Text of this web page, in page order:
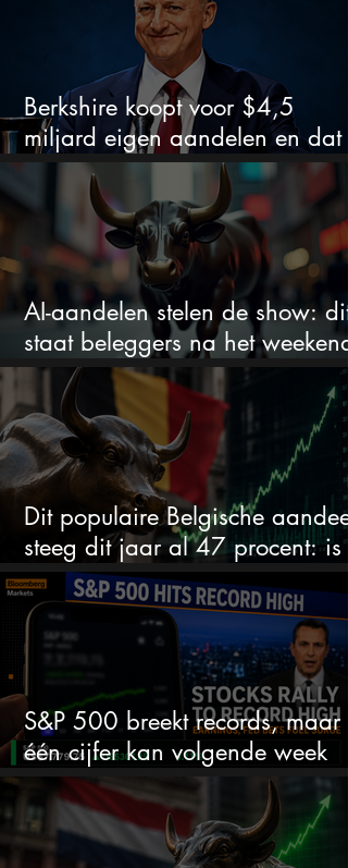
Berkshire koopt voor $4,5
miljard eigen aandelen en dat
zegt veel over de waardering
AI-aandelen stelen de show: dit
staat beleggers na het weekend
te wachten
Dit populaire Belgische aandeel
steeg dit jaar al 47 procent: is
ruimte voor meer?
S&P 500 breekt records, maar
één cijfer kan volgende week
alles veranderen